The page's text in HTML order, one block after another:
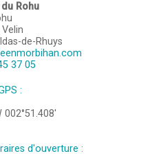
Rohu
de-Rhuys
37 05
:
002°51.408'
d'ouverture :